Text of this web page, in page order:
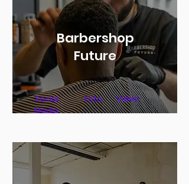
Barbershop
Future
Social
Media
Foto Video